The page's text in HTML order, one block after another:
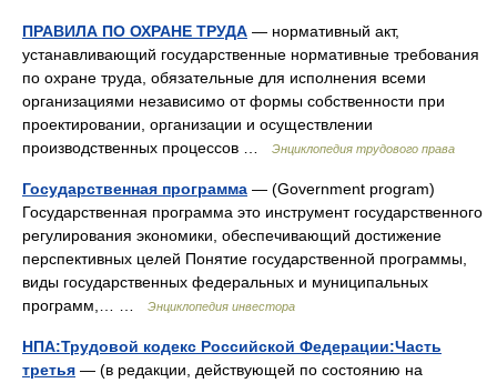
ПРАВИЛА ПО ОХРАНЕ ТРУДА — нормативный акт,
устанавливающий государственные нормативные требования
по охране труда, обязательные для исполнения всеми
организациями независимо от формы собственности при
проектировании, организации и осуществлении
производственных процессов …
Энциклопедия трудового права
Государственная программа — (Government program)
Государственная программа это инструмент государственного
регулирования экономики, обеспечивающий достижение
перспективных целей Понятие государственной программы,
виды государственных федеральных и муниципальных
программ,… …
Энциклопедия инвестора
НПА:Трудовой кодекс Российской Федерации:Часть
третья — (в редакции, действующей по состоянию на